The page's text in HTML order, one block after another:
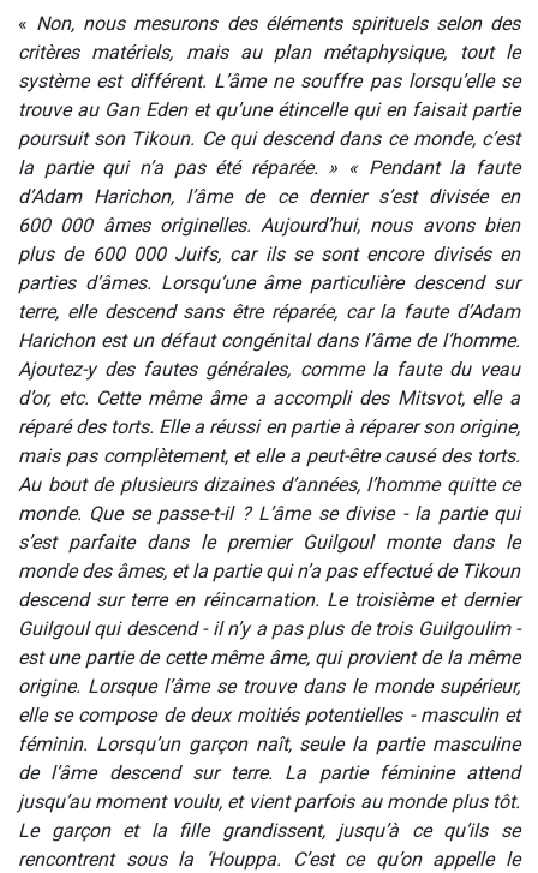
« Non, nous mesurons des éléments spirituels selon des
critères matériels, mais au plan métaphysique, tout le
système est différent. L’âme ne souffre pas lorsqu’elle se
trouve au Gan Eden et qu’une étincelle qui en faisait partie
poursuit son Tikoun. Ce qui descend dans ce monde, c’est
la partie qui n’a pas été réparée. » « Pendant la faute
d’Adam Harichon, l’âme de ce dernier s’est divisée en
600 000 âmes originelles. Aujourd’hui, nous avons bien
plus de 600 000 Juifs, car ils se sont encore divisés en
parties d’âmes. Lorsqu’une âme particulière descend sur
terre, elle descend sans être réparée, car la faute d’Adam
Harichon est un défaut congénital dans l’âme de l’homme.
Ajoutez-y des fautes générales, comme la faute du veau
d’or, etc. Cette même âme a accompli des Mitsvot, elle a
réparé des torts. Elle a réussi en partie à réparer son origine,
mais pas complètement, et elle a peut-être causé des torts.
Au bout de plusieurs dizaines d’années, l’homme quitte ce
monde. Que se passe-t-il ? L’âme se divise - la partie qui
s’est parfaite dans le premier Guilgoul monte dans le
monde des âmes, et la partie qui n’a pas effectué de Tikoun
descend sur terre en réincarnation. Le troisième et dernier
Guilgoul qui descend - il n’y a pas plus de trois Guilgoulim -
est une partie de cette même âme, qui provient de la même
origine. Lorsque l’âme se trouve dans le monde supérieur,
elle se compose de deux moitiés potentielles - masculin et
féminin. Lorsqu’un garçon naît, seule la partie masculine
de l’âme descend sur terre. La partie féminine attend
jusqu’au moment voulu, et vient parfois au monde plus tôt.
Le garçon et la fille grandissent, jusqu’à ce qu’ils se
rencontrent sous la ‘Houppa. C’est ce qu’on appelle le